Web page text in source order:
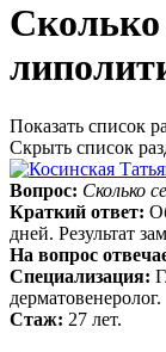
Сколько
Показать список
Скрыть список
Вопрос: Сколько
Краткий ответ:
дней. Результат
На вопрос
Специализация:
дерматовенеролог.
Стаж: 27 лет.